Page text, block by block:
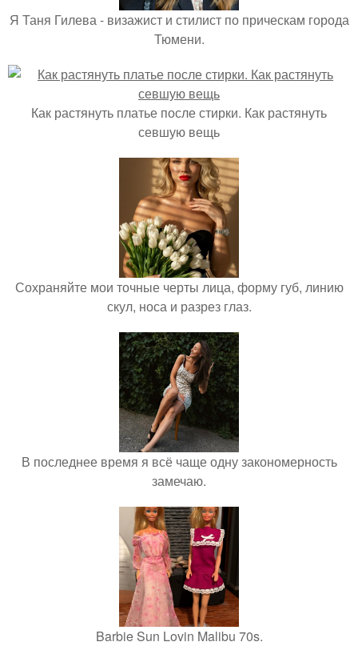
Я Таня Гилева - визажист и стилист по прическам города
Тюмени.
Как растянуть платье после стирки. Как растянуть
севшую вещь
Сохраняйте мои точные черты лица, форму губ, линию
скул, носа и разрез глаз.
В последнее время я всё чаще одну закономерность
замечаю.
Barbie Sun Lovin Malibu 70s.